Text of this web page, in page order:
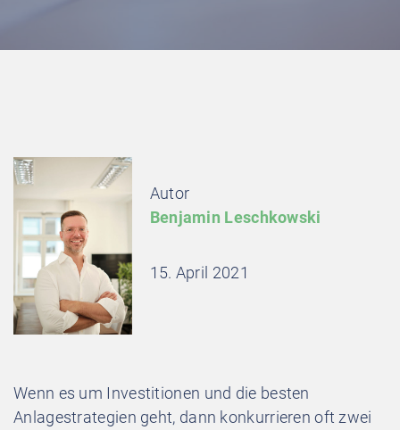
Autor
Benjamin Leschkowski
15. April 2021
Wenn es um Investitionen und die besten
Anlagestrategien geht, dann konkurrieren oft zwei